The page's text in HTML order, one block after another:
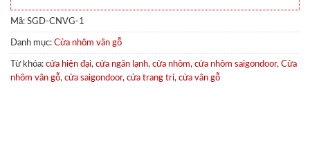
Mã: SGD-CNVG-1
Danh mục: Cửa nhôm vân gỗ
Từ khóa: cửa hiện đại, cửa ngăn lạnh, cửa nhôm, cửa nhôm saigondoor, Cửa
nhôm vân gỗ, cửa saigondoor, cửa trang trí, cửa vân gỗ